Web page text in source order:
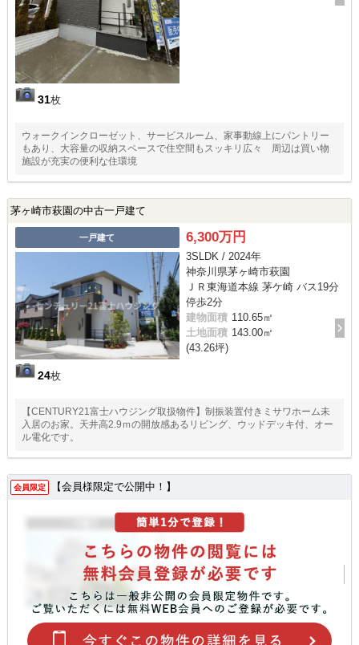
31枚
ウォークインクローゼット、サービスルーム、家事動線上にパントリー
もあり、大容量の収納スペースで住空間もスッキリ広々 周辺は買い物
施設が充実の便利な住環境
茅ヶ崎市萩園の中古一戸建て
一戸建て
24枚
6,300万円
3SLDK / 2024年
神奈川県茅ヶ崎市萩園
ＪＲ東海道本線 茅ケ崎 バス19分
停歩2分
建物面積 110.65㎡
土地面積 143.00㎡
(43.26坪)
【CENTURY21富士ハウジング取扱物件】制振装置付きミサワホーム未
入居のお家。天井高2.9ｍの開放感あるリビング、ウッドデッキ付、オー
ル電化です。
会員限定 【会員様限定で公開中！】